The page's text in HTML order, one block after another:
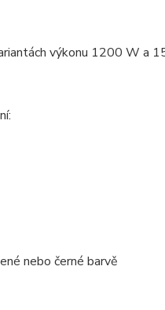
výkonu 1200 W a
nebo černé barvě